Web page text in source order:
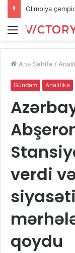
Olimpiya
Menu
Ana Səhifə /
Gündəm Analitika
verdi
qoydu